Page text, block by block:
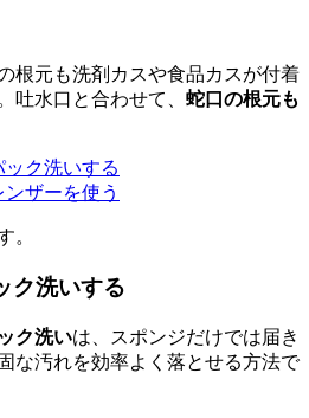
根元も洗剤カスや食品カスが付着
吐水口と合わせて、 蛇口の根元も
ク洗いする
ザーを使う
。
ク洗いする
ク洗いは、スポンジだけでは届き
な汚れを効率よく落とせる方法で